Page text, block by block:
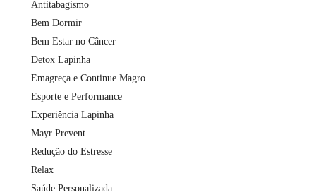
Antitabagismo
Bem Dormir
Bem Estar no Câncer
Detox Lapinha
Emagreça e Continue Magro
Esporte e Performance
Experiência Lapinha
Mayr Prevent
Redução do Estresse
Relax
Saúde Personalizada